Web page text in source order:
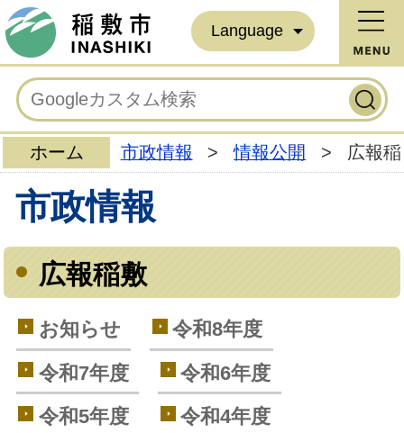
Language
ホーム 市政情報 > 情報公開 > 広報
市政情報
広報稲敷
お知らせ
令和8年度
令和7年度
令和6年度
令和5年度
令和4年度